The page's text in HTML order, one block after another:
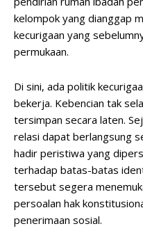
kelompok yang dianggap
kecurigaan yang
permukaan.
Di sini, ada politik
bekerja. Kebencian tak
tersimpan secara laten.
relasi dapat berlangsung
hadir peristiwa yang
terhadap batas-batas
tersebut segera
persoalan hak
penerimaan sosial.